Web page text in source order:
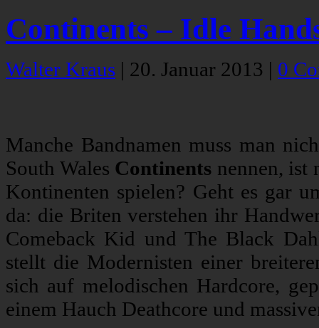
Continents – Idle
Walter Kraus | 20. Januar 2013 | 0
Manche Bandnamen muss man
South Wales Continents nennen, ist
Kontinenten spielen? Geht es gar
da: die Briten verstehen ihr
Comeback Kid und The Black
stellt die Modernisten einer
sich auf melodischen Hardcore,
einem Hauch Deathcore und